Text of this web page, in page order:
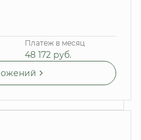
Платеж в месяц
48 172 руб.